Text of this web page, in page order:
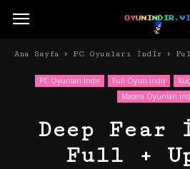
Ana Sayfa PC Oyunları İndir
PC Oyunları İndir Full Oyun İndir
Macera Oyunları
Deep
Full +